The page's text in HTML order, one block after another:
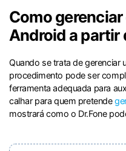
Proteção do celular
Como
Android a partir
Quando se trata de gerenciar
procedimento pode ser
ferramenta adequada para
calhar para quem pretende
mostrará como o Dr.Fone